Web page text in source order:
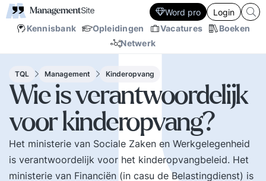
Kennisbank Opleidingen Vacatures
Boeken
Netwerk
Word pro Login
TQL Management Kinderopvang
Wie is verantwoordelijk
voor kinderopvang?
Het ministerie van Sociale Zaken en Werkgelegenheid
is verantwoordelijk voor het kinderopvangbeleid. Het
ministerie van Financiën (in casu de Belastingdienst) is